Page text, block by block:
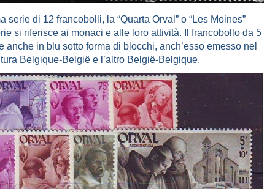
serie di 12 francobolli, la “Quarta Orval” o “Les Moines”
si riferisce ai monaci e alle loro attività. Il francobollo da 5
in blu sotto forma di blocchi, anch’esso emesso nel
Belgique-België e l’altro België-Belgique.